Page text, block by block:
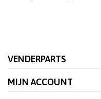
VENDERPARTS
MIJN ACCOUNT